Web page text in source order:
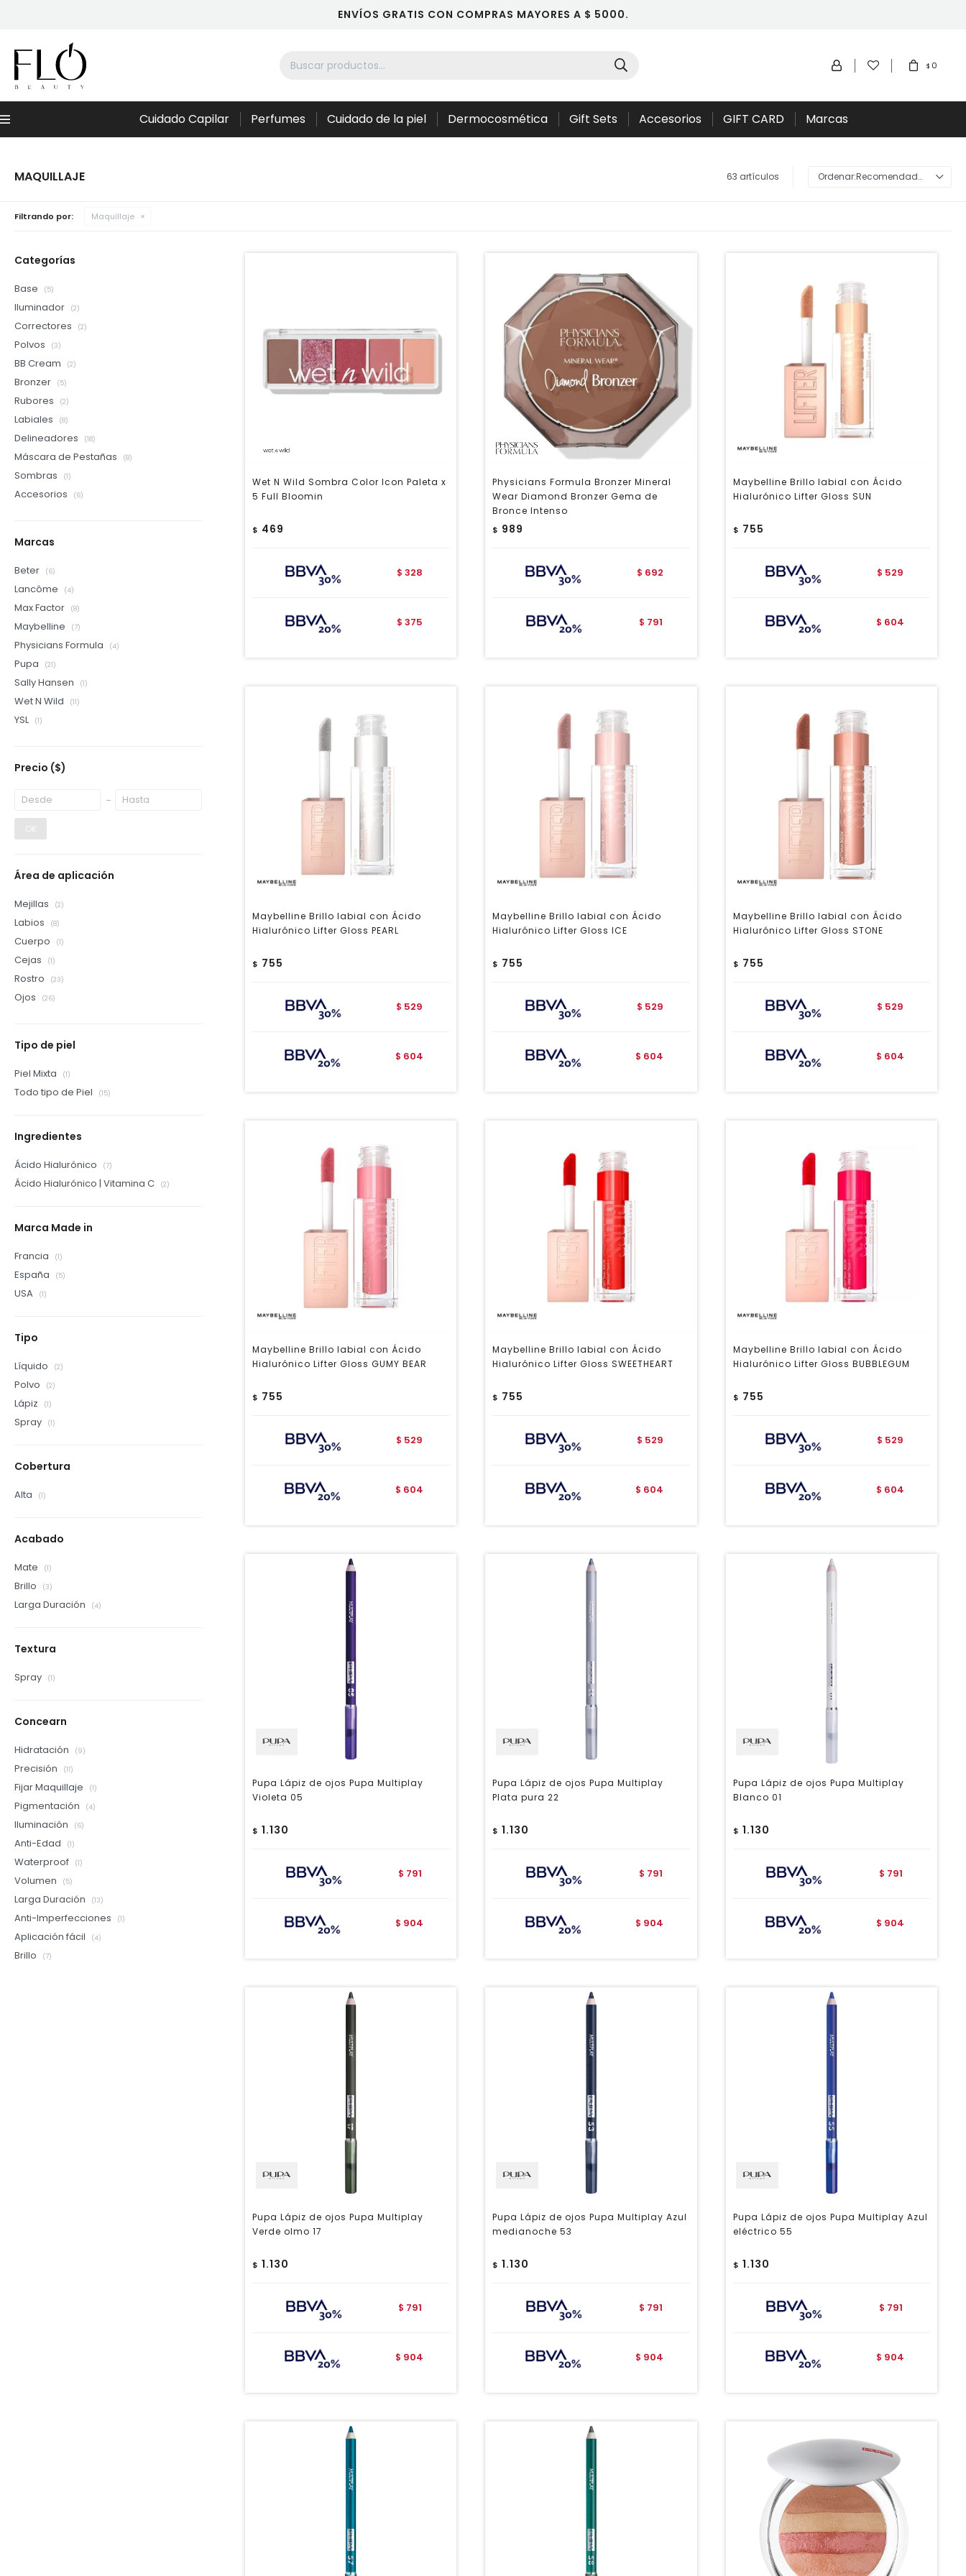
ENVÍOS GRATIS CON COMPRAS MAYORES A $ 5000.
Menú Cuidado Capilar Perfumes Cuidado de la piel Dermocosmética Gift Sets Accesorios GIFT CARD Marcas
$ 0
MAQUILLAJE 63 artículos Recomendados
Filtrando por: Maquillaje
Wet N Wild Sombra Color Icon Paleta x
5 Full Bloomin
$ 469
$ 328
$ 375
Physicians Formula Bronzer Mineral
Wear Diamond Bronzer Gema de
Bronce Intenso
$ 989
$ 692
$ 791
Maybelline Brillo labial con Ácido
Hialurónico Lifter Gloss SUN
$ 755
$ 529
$ 604
Maybelline Brillo labial con Ácido
Hialurónico Lifter Gloss PEARL
$ 755
$ 529
$ 604
Maybelline Brillo labial con Ácido
Hialurónico Lifter Gloss ICE
$ 755
$ 529
$ 604
Maybelline Brillo labial con Ácido
Hialurónico Lifter Gloss STONE
$ 755
$ 529
$ 604
Maybelline Brillo labial con Ácido
Hialurónico Lifter Gloss GUMY BEAR
$ 755
$ 529
$ 604
Maybelline Brillo labial con Ácido
Hialurónico Lifter Gloss SWEETHEART
$ 755
$ 529
$ 604
Maybelline Brillo labial con Ácido
Hialurónico Lifter Gloss BUBBLEGUM
$ 755
$ 529
$ 604
Pupa Lápiz de ojos Pupa Multiplay
Violeta 05
$ 1.130
$ 791
$ 904
Pupa Lápiz de ojos Pupa Multiplay
Plata pura 22
$ 1.130
$ 791
$ 904
Pupa Lápiz de ojos Pupa Multiplay
Blanco 01
$ 1.130
$ 791
$ 904
Pupa Lápiz de ojos Pupa Multiplay
Verde olmo 17
$ 1.130
$ 791
$ 904
Pupa Lápiz de ojos Pupa Multiplay Azul
medianoche 53
$ 1.130
$ 791
$ 904
Pupa Lápiz de ojos Pupa Multiplay Azul
eléctrico 55
$ 1.130
$ 791
$ 904
Categorías
Base (5)
Iluminador (2)
Correctores (2)
Polvos (3)
BB Cream (2)
Bronzer (5)
Rubores (2)
Labiales (8)
Delineadores (18)
Máscara de Pestañas (8)
Sombras (1)
Accesorios (6)
Marcas
Beter (6)
Lancôme (4)
Max Factor (8)
Maybelline (7)
Physicians Formula (4)
Pupa (21)
Sally Hansen (1)
Wet N Wild (11)
YSL (1)
Precio ($)
OK
Área de aplicación
Mejillas (2)
Labios (8)
Cuerpo (1)
Cejas (1)
Rostro (23)
Ojos (26)
Tipo de piel
Piel Mixta (1)
Todo tipo de Piel (15)
Ingredientes
Ácido Hialurónico (7)
Ácido Hialurónico | Vitamina C (2)
Marca Made in
Francia (1)
España (5)
USA (1)
Tipo
Líquido (2)
Polvo (2)
Lápiz (1)
Spray (1)
Cobertura
Alta (1)
Acabado
Mate (1)
Brillo (3)
Larga Duración (4)
Textura
Spray (1)
Concearn
Hidratación (9)
Precisión (11)
Fijar Maquillaje (1)
Pigmentación (4)
Iluminación (6)
Anti-Edad (1)
Waterproof (1)
Volumen (5)
Larga Duración (13)
Anti-Imperfecciones (1)
Aplicación fácil (4)
Brillo (7)